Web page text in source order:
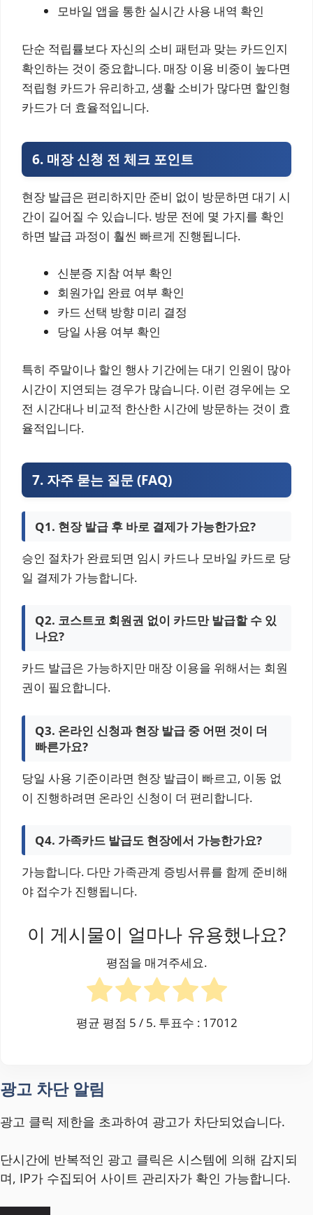
모바일 앱을 통한 실시간 사용 내역 확인
단순 적립률보다 자신의 소비 패턴과 맞는 카드인지
확인하는 것이 중요합니다. 매장 이용 비중이 높다면
적립형 카드가 유리하고, 생활 소비가 많다면 할인형
카드가 더 효율적입니다.
6. 매장 신청 전 체크 포인트
현장 발급은 편리하지만 준비 없이 방문하면 대기 시
간이 길어질 수 있습니다. 방문 전에 몇 가지를 확인
하면 발급 과정이 훨씬 빠르게 진행됩니다.
신분증 지참 여부 확인
회원가입 완료 여부 확인
카드 선택 방향 미리 결정
당일 사용 여부 확인
특히 주말이나 할인 행사 기간에는 대기 인원이 많아
시간이 지연되는 경우가 많습니다. 이런 경우에는 오
전 시간대나 비교적 한산한 시간에 방문하는 것이 효
율적입니다.
7. 자주 묻는 질문 (FAQ)
Q1. 현장 발급 후 바로 결제가 가능한가요?
승인 절차가 완료되면 임시 카드나 모바일 카드로 당
일 결제가 가능합니다.
Q2. 코스트코 회원권 없이 카드만 발급할 수 있
나요?
카드 발급은 가능하지만 매장 이용을 위해서는 회원
권이 필요합니다.
Q3. 온라인 신청과 현장 발급 중 어떤 것이 더
빠른가요?
당일 사용 기준이라면 현장 발급이 빠르고, 이동 없
이 진행하려면 온라인 신청이 더 편리합니다.
Q4. 가족카드 발급도 현장에서 가능한가요?
가능합니다. 다만 가족관계 증빙서류를 함께 준비해
야 접수가 진행됩니다.
이 게시물이 얼마나 유용했나요?
평점을 매겨주세요.
평균 평점 5 / 5. 투표수 : 17012
광고 차단 알림
광고 클릭 제한을 초과하여 광고가 차단되었습니다.
단시간에 반복적인 광고 클릭은 시스템에 의해 감지되
며, IP가 수집되어 사이트 관리자가 확인 가능합니다.